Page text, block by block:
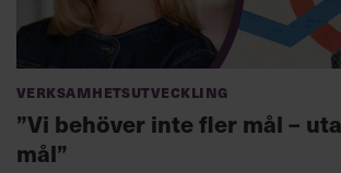
Verksamhetsutveckling
”Vi behöver inte fler mål –
mål”